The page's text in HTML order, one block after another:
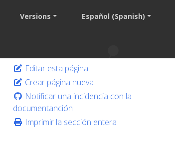
Versions Español (Spanish)
Editar esta página
Crear página nueva
Notificar una incidencia con la
documentanción
Imprimir la sección entera